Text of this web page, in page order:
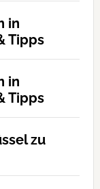
in
Tipps
in
Tipps
zu